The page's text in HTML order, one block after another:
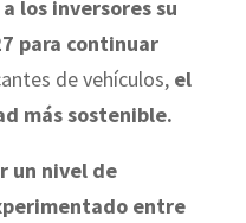
los inversores su
para continuar
de vehículos, el
más sostenible.
un nivel de
entre